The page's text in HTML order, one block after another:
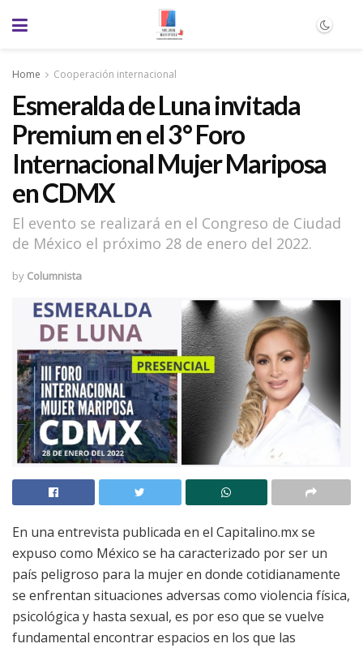
Home Cooperación internacional
Esmeralda de Luna invitada
Premium en el 3° Foro
Internacional Mujer Mariposa
en CDMX
El evento se realizará en el Congreso de Ciudad
de México el próximo 28 de enero del 2022.
by Columnista
En una entrevista publicada en el Capitalino.mx se
expuso como México se ha caracterizado por ser un
país peligroso para la mujer en donde cotidianamente
se enfrentan situaciones adversas como violencia física,
psicológica y hasta sexual, es por eso que se vuelve
fundamental encontrar espacios en los que las